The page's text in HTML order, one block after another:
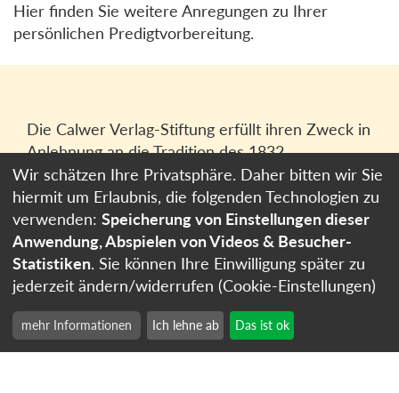
Hier finden Sie weitere Anregungen zu Ihrer
persönlichen Predigtvorbereitung.
Die Calwer Verlag-Stiftung erfüllt ihren Zweck in
Anlehnung an die Tradition des 1832
gegründeten Calwer Verlagsvereins, der
heutigen Calwer Verlag Bücher und Medien
GmbHin Stuttgart.
Impressum
Datenschutzerklärung
Cookie-Einstellungen
Wir schätzen Ihre Privatsphäre. Daher bitten wir Sie
hiermit um Erlaubnis, die folgenden Technologien zu
verwenden: Speicherung von Einstellungen dieser
Anwendung, Abspielen von Videos & Besucher-
Statistiken. Sie können Ihre Einwilligung später zu
jederzeit ändern/widerrufen (Cookie-Einstellungen)
mehr Informationen Ich lehne ab Das ist ok